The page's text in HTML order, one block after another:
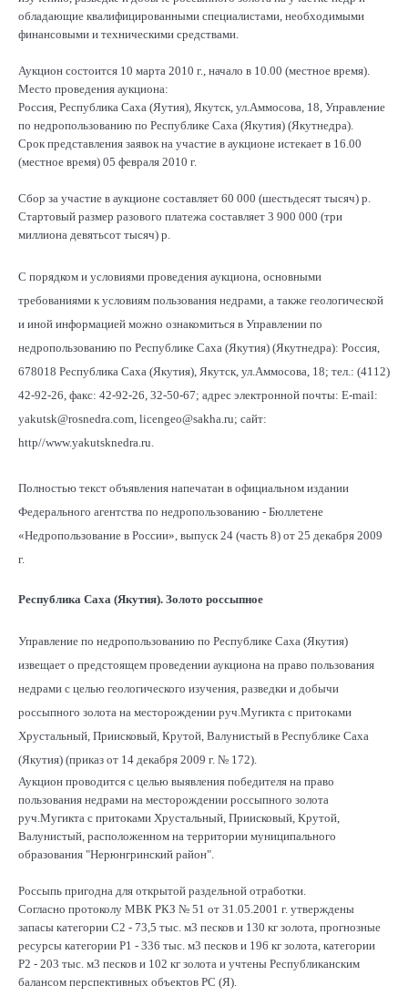
обладающие квалифицированными специалистами, необходимыми
финансовыми и техническими средствами.
Аукцион состоится 10 марта 2010 г., начало в 10.00 (местное время).
Место проведения аукциона:
Россия, Республика Саха (Яутия), Якутск, ул.Аммосова, 18, Управление
по недропользованию по Республике Саха (Якутия) (Якутнедра).
Срок представления заявок на участие в аукционе истекает в 16.00
(местное время) 05 февраля 2010 г.
Сбор за участие в аукционе составляет 60 000 (шестьдесят тысяч) р.
Стартовый размер разового платежа составляет 3 900 000 (три
миллиона девятьсот тысяч) р.
С порядком и условиями проведения аукциона, основными
требованиями к условиям пользования недрами, а также геологической
и иной информацией можно ознакомиться в Управлении по
недропользованию по Республике Саха (Якутия) (Якутнедра): Россия,
678018 Республика Саха (Якутия), Якутск, ул.Аммосова, 18; тел.: (4112)
42-92-26, факс: 42-92-26, 32-50-67; адрес электронной почты: Е-mail:
yakutsk@rosnedra.com, licengeo@sakha.ru; сайт:
http//www.yakutsknedra.ru.
Полностью текст объявления напечатан в официальном издании
Федерального агентства по недропользованию - Бюллетене
«Недропользование в России», выпуск 24 (часть 8) от 25 декабря 2009
г.
Республика Саха (Якутия). Золото россыпное
Управление по недропользованию по Республике Саха (Якутия)
извещает о предстоящем проведении аукциона на право пользования
недрами с целью геологического изучения, разведки и добычи
россыпного золота на месторождении руч.Мугикта с притоками
Хрустальный, Приисковый, Крутой, Валунистый в Республике Саха
(Якутия) (приказ от 14 декабря 2009 г. № 172).
Аукцион проводится с целью выявления победителя на право
пользования недрами на месторождении россыпного золота
руч.Мугикта с притоками Хрустальный, Приисковый, Крутой,
Валунистый, расположенном на территории муниципального
образования "Нерюнгринский район".
Россыпь пригодна для открытой раздельной отработки.
Согласно протоколу МВК РКЗ № 51 от 31.05.2001 г. утверждены
запасы категории С2 - 73,5 тыс. м3 песков и 130 кг золота, прогнозные
ресурсы категории Р1 - 336 тыс. м3 песков и 196 кг золота, категории
Р2 - 203 тыс. м3 песков и 102 кг золота и учтены Республиканским
балансом перспективных объектов РС (Я).